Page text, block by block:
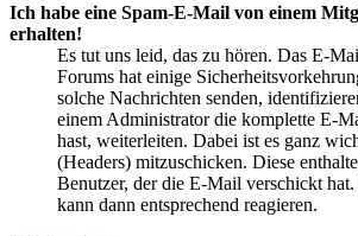
Ich habe eine Spam-E-Mail von einem
erhalten!
Es tut uns leid, das zu hören. Das E-
Forums hat einige
solche Nachrichten senden,
einem Administrator die komplette E-
hast, weiterleiten. Dabei ist es ganz
(Headers) mitzuschicken. Diese
Benutzer, der die E-Mail verschickt
kann dann entsprechend reagieren.